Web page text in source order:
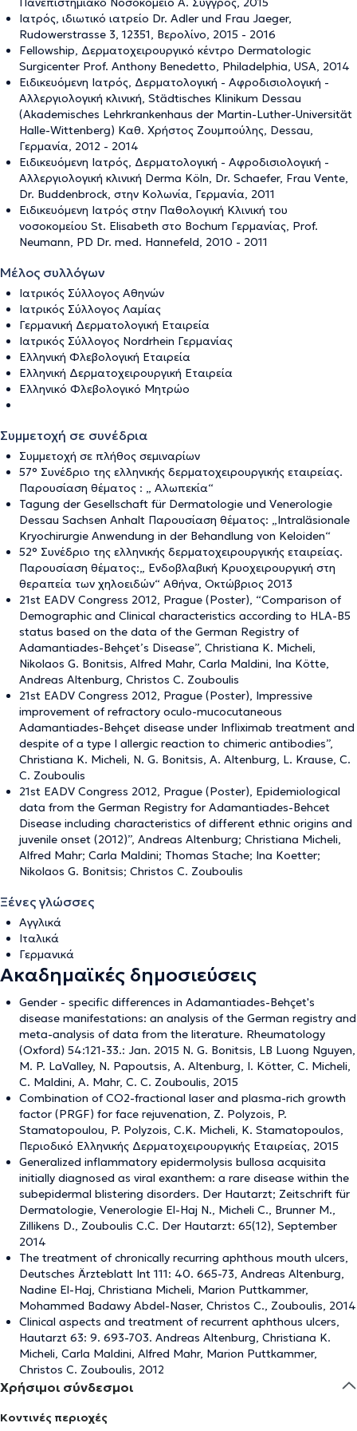
Ιατρός, ιδιωτικό ιατρείο Dr. Adler und Frau Jaeger,
Rudowerstrasse 3, 12351, Βερολίνο, 2015 - 2016
Fellowship, Δερματοχειρουργικό κέντρο Dermatologic
Surgicenter Prof. Anthony Benedetto, Philadelphia, USA, 2014
Ειδικευόμενη Ιατρός, Δερματολογική - Αφροδισιολογική -
Αλλεργιολογική κλινική, Städtisches Klinikum Dessau
(Akademisches Lehrkrankenhaus der Martin-Luther-Universität
Halle-Wittenberg) Καθ. Χρήστος Ζουμπούλης, Dessau,
Γερμανία, 2012 - 2014
Ειδικευόμενη Ιατρός, Δερματολογική - Αφροδισιολογική -
Αλλεργιολογική κλινική Derma Köln, Dr. Schaefer, Frau Vente,
Dr. Buddenbrock, στην Κολωνία, Γερμανία, 2011
Ειδικευόμενη Ιατρός στην Παθολογική Κλινική του
νοσοκομείου St. Elisabeth στο Bochum Γερμανίας, Prof.
Neumann, PD Dr. med. Hannefeld, 2010 - 2011
Μέλος συλλόγων
Ιατρικός Σύλλογος Αθηνών
Ιατρικός Σύλλογος Λαμίας
Γερμανική Δερματολογική Εταιρεία
Ιατρικός Σύλλογος Nordrhein Γερμανίας
Ελληνική Φλεβολογική Εταιρεία
Ελληνική Δερματοχειρουργική Εταιρεία
Ελληνικό Φλεβολογικό Μητρώο
Συμμετοχή σε συνέδρια
Συμμετοχή σε πλήθος σεμιναρίων
57° Συνέδριο της ελληνικής δερματοχειρουργικής εταιρείας.
Παρουσίαση θέματος : „ Αλωπεκία“
Tagung der Gesellschaft für Dermatologie und Venerologie
Dessau Sachsen Anhalt Παρουσίαση θέματος: „Intraläsionale
Kryochirurgie Anwendung in der Behandlung von Keloiden“
52° Συνέδριο της ελληνικής δερματοχειρουργικής εταιρείας.
Παρουσίαση θέματος:„ Ενδοβλαβική Κρυοχειρουργική στη
θεραπεία των χηλοειδών“ Αθήνα, Οκτώβριος 2013
21st EADV Congress 2012, Prague (Poster), “Comparison of
Demographic and Clinical characteristics according to HLA-B5
status based on the data of the German Registry of
Adamantiades-Behçet’s Disease”, Christiana K. Micheli,
Nikolaos G. Bonitsis, Alfred Mahr, Carla Maldini, Ina Kötte,
Andreas Altenburg, Christos C. Zouboulis
21st EADV Congress 2012, Prague (Poster), Impressive
improvement of refractory oculo-mucocutaneous
Adamantiades-Behçet disease under Ιnfliximab treatment and
despite of a type I allergic reaction to chimeric antibodies”,
Christiana K. Micheli, N. G. Bonitsis, A. Altenburg, L. Krause, C.
C. Zouboulis
21st EADV Congress 2012, Prague (Poster), Epidemiological
data from the German Registry for Adamantiades-Behcet
Disease including characteristics of different ethnic origins and
juvenile onset (2012)”, Andreas Altenburg; Christiana Micheli,
Alfred Mahr; Carla Maldini; Thomas Stache; Ina Koetter;
Nikolaos G. Bonitsis; Christos C. Zouboulis
Ξένες γλώσσες
Αγγλικά
Ιταλικά
Γερμανικά
Ακαδημαϊκές δημοσιεύσεις
Gender - specific differences in Adamantiades-Behçet's
disease manifestations: an analysis of the German registry and
meta-analysis of data from the literature. Rheumatology
(Oxford) 54:121-33.: Jan. 2015 N. G. Bonitsis, LB Luong Nguyen,
M. P. LaValley, N. Papoutsis, A. Altenburg, I. Kötter, C. Micheli,
C. Maldini, A. Mahr, C. C. Zouboulis, 2015
Combination of CO2-fractional laser and plasma-rich growth
factor (PRGF) for face rejuvenation, Z. Polyzois, P.
Stamatopoulou, P. Polyzois, C.K. Micheli, K. Stamatopoulos,
Περιοδικό Ελληνικής Δερματοχειρουργικής Εταιρείας, 2015
Generalized inflammatory epidermolysis bullosa acquisita
initially diagnosed as viral exanthem: a rare disease within the
subepidermal blistering disorders. Der Hautarzt; Zeitschrift für
Dermatologie, Venerologie El-Haj N., Micheli C., Brunner M.,
Zillikens D., Zouboulis C.C. Der Hautarzt: 65(12), September
2014
The treatment of chronically recurring aphthous mouth ulcers,
Deutsches Ärzteblatt Int 111: 40. 665-73, Andreas Altenburg,
Nadine El-Haj, Christiana Micheli, Marion Puttkammer,
Mohammed Badawy Abdel-Naser, Christos C., Zouboulis, 2014
Clinical aspects and treatment of recurrent aphthous ulcers,
Hautarzt 63: 9. 693-703. Andreas Altenburg, Christiana K.
Micheli, Carla Maldini, Alfred Mahr, Marion Puttkammer,
Christos C. Zouboulis, 2012
Χρήσιμοι σύνδεσμοι
Κοντινές περιοχές